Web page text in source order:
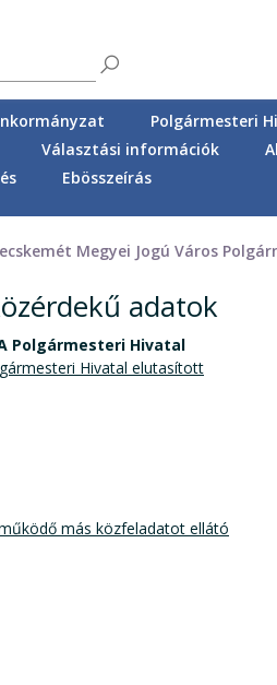
Polgármesteri
Választási információk
Ebösszeírás
Megyei Jogú Város
adatok
Polgármesteri Hivatal
Hivatal elutasított
más közfeladatot ellátó